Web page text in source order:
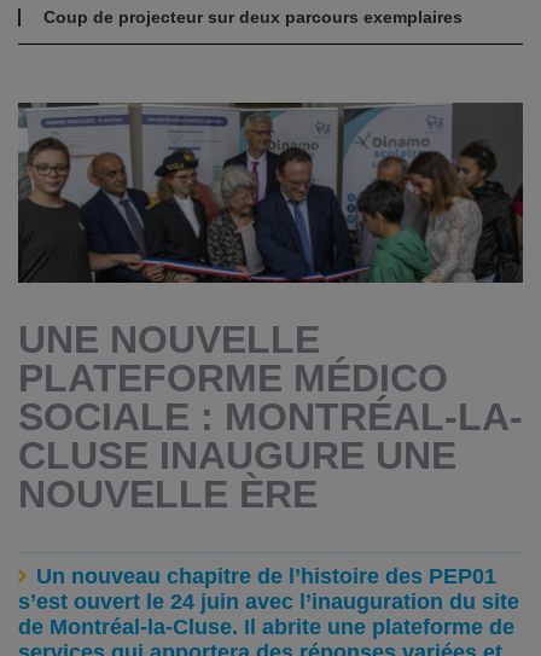
Coup de projecteur sur deux parcours exemplaires
UNE NOUVELLE
PLATEFORME MÉDICO
SOCIALE : MONTRÉAL-LA-
CLUSE INAUGURE UNE
NOUVELLE ÈRE
Un nouveau chapitre de l’histoire des PEP01
s’est ouvert le 24 juin avec l’inauguration du site
de Montréal-la-Cluse. Il abrite une plateforme de